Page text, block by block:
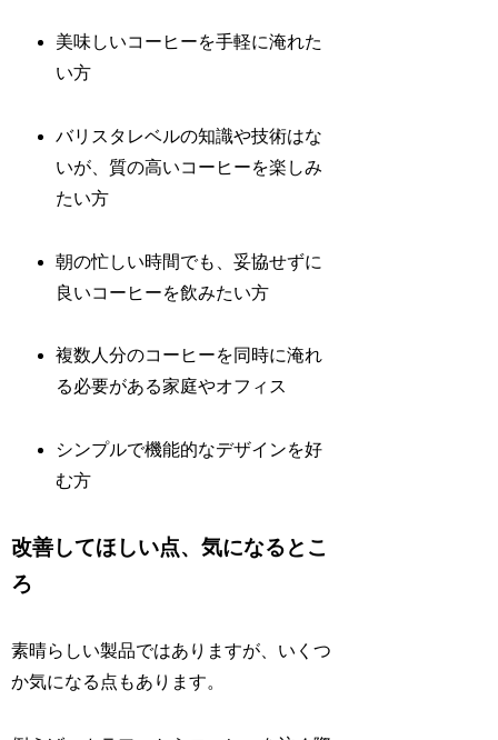
美味しいコーヒーを手軽に淹れた
い方
バリスタレベルの知識や技術はな
いが、質の高いコーヒーを楽しみ
たい方
朝の忙しい時間でも、妥協せずに
良いコーヒーを飲みたい方
複数人分のコーヒーを同時に淹れ
る必要がある家庭やオフィス
シンプルで機能的なデザインを好
む方
改善してほしい点、気になるとこ
ろ
素晴らしい製品ではありますが、いくつ
か気になる点もあります。